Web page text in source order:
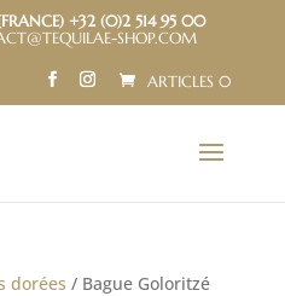
+32 (0)2 514 95 00
SHOP.COM
ARTICLES 0
dorées / Bague Goloritzé